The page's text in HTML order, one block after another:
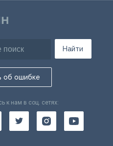
Найти
об ошибке
к нам в соц. сетях: